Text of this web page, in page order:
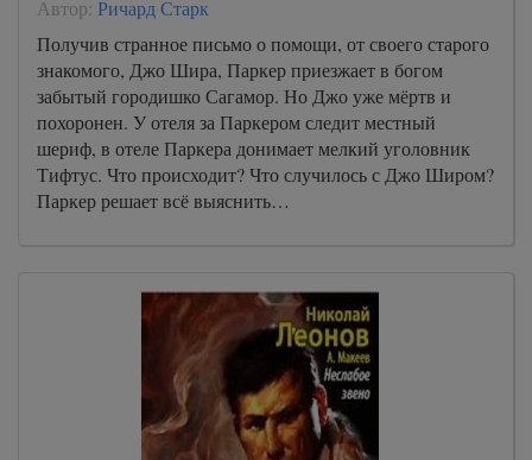
Автор: Ричард Старк
Получив странное письмо о помощи, от своего старого
знакомого, Джо Шира, Паркер приезжает в богом
забытый городишко Сагамор. Но Джо уже мёртв и
похоронен. У отеля за Паркером следит местный
шериф, в отеле Паркера донимает мелкий уголовник
Тифтус. Что происходит? Что случилось с Джо Широм?
Паркер решает всё выяснить…